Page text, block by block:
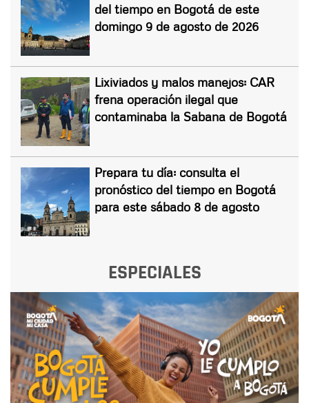
del tiempo en Bogotá de este
domingo 9 de agosto de 2026
Lixiviados y malos manejos: CAR
frena operación ilegal que
contaminaba la Sabana de Bogotá
Prepara tu día: consulta el
pronóstico del tiempo en Bogotá
para este sábado 8 de agosto
ESPECIALES